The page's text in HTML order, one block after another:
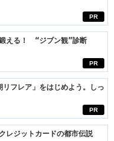
PR
PR
鍛える！ “ジブン観”診断
PR
フレア」をはじめよう。しっ
レジットカードの都市伝説